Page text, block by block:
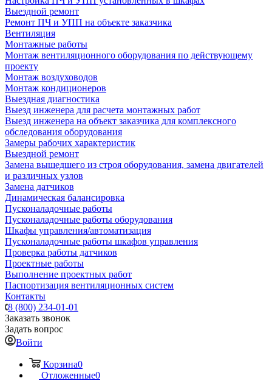
Выездной ремонт
Ремонт ПЧ и УПП на объекте заказчика
Вентиляция
Монтажные работы
Монтаж вентиляционного оборудования по действующему
проекту
Монтаж воздуховодов
Монтаж кондиционеров
Выездная диагностика
Выезд инженера для расчета монтажных работ
Выезд инженера на объект заказчика для комплексного
обследования оборудования
Замеры рабочих характеристик
Выездной ремонт
Замена вышедшего из строя оборудования, замена двигателей
и различных узлов
Замена датчиков
Динамическая балансировка
Пусконаладочные работы
Пусконаладочные работы оборудования
Шкафы управления/автоматизация
Пусконаладочные работы шкафов управления
Проверка работы датчиков
Проектные работы
Выполнение проектных работ
Паспортизация вентиляционных систем
Контакты
8 (800) 234-01-01
Заказать звонок
Задать вопрос
Войти
Корзина0
Отложенные0